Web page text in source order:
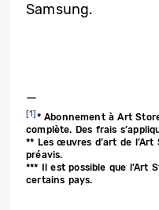
Samsung.
—
[1] * Abonnement à Art
complète. Des frais
** Les œuvres d’art de
préavis.
*** Il est possible que l’Art
certains pays.